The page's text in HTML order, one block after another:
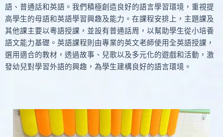
語、普通話和英語。我們積極創造良好的語言學習環境，重視提
高學生的母語和英語學習興趣及能力。在課程安排上，主題課及
其他課主要以粵語授課，並設有普通話周，以幫助學生從小培養
語文能力基礎。英語課程則由專業的英文老師使用全英語授課，
選用適合的教材，透過故事、兒歌以及多元化的遊戲和活動，激
發幼兒對學習外語的興趣，為學生建構良好的語言環境。